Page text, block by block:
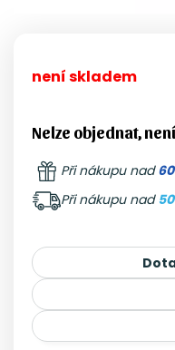
není skladem
Nelze objednat,
Při nákupu nad
Při nákupu nad